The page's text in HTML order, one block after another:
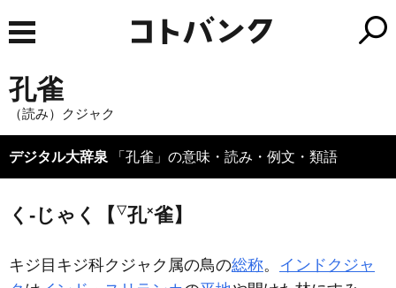
孔雀
（読み）クジャク
デジタル大辞泉 「孔雀」の意味・読み・例文・類語
く‐じゃく【 ▽孔×雀】
キジ目キジ科クジャク属の鳥の総称。 インドクジャ